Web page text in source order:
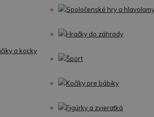
a kocky
Spoločenské hry a
Hračky do záhrady
Šport
Kočíky pre bábiky
Figúrky a zvieratká